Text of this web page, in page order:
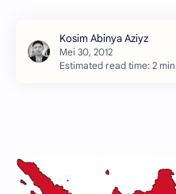
Estimated read time: 2 min